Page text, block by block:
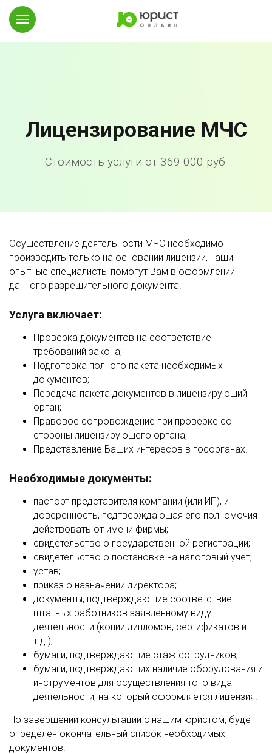
Лицензирование МЧС
Стоимость услуги от 369 000 руб.
Осуществление деятельности МЧС необходимо
производить только на основании лицензии, наши
опытные специалисты помогут Вам в оформлении
данного разрешительного документа.
Услуга включает:
Проверка документов на соответствие
требований закона;
Подготовка полного пакета необходимых
документов;
Передача пакета документов в лицензирующий
орган;
Правовое сопровождение при проверке со
стороны лицензирующего органа;
Представление Ваших интересов в госорганах.
Необходимые документы:
паспорт представителя компании (или ИП), и
доверенность, подтверждающая его полномочия
действовать от имени фирмы;
свидетельство о государственной регистрации;
свидетельство о постановке на налоговый учет;
устав;
приказ о назначении директора;
документы, подтверждающие соответствие
штатных работников заявленному виду
деятельности (копии дипломов, сертификатов и
т.д.);
бумаги, подтверждающие стаж сотрудников;
бумаги, подтверждающих наличие оборудования и
инструментов для осуществления того вида
деятельности, на который оформляется лицензия.
По завершении консультации с нашим юристом, будет
определен окончательный список необходимых
документов.